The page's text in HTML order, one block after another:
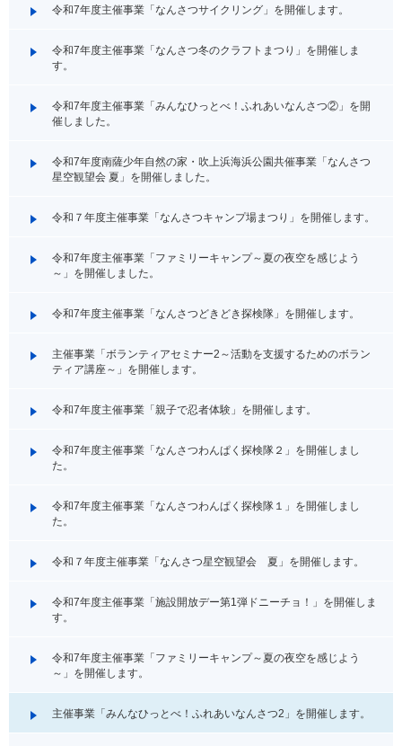
令和7年度主催事業「なんさつサイクリング」を開催します。
令和7年度主催事業「なんさつ冬のクラフトまつり」を開催しま
す。
令和7年度主催事業「みんなひっとべ！ふれあいなんさつ②」を開
催しました。
令和7年度南薩少年自然の家・吹上浜海浜公園共催事業「なんさつ
星空観望会 夏」を開催しました。
令和７年度主催事業「なんさつキャンプ場まつり」を開催します。
令和7年度主催事業「ファミリーキャンプ～夏の夜空を感じよう
～」を開催しました。
令和7年度主催事業「なんさつどきどき探検隊」を開催します。
主催事業「ボランティアセミナー2～活動を支援するためのボラン
ティア講座～」を開催します。
令和7年度主催事業「親子で忍者体験」を開催します。
令和7年度主催事業「なんさつわんぱく探検隊２」を開催しまし
た。
令和7年度主催事業「なんさつわんぱく探検隊１」を開催しまし
た。
令和７年度主催事業「なんさつ星空観望会 夏」を開催します。
令和7年度主催事業「施設開放デー第1弾ドニーチョ！」を開催しま
す。
令和7年度主催事業「ファミリーキャンプ～夏の夜空を感じよう
～」を開催します。
主催事業「みんなひっとべ！ふれあいなんさつ2」を開催します。